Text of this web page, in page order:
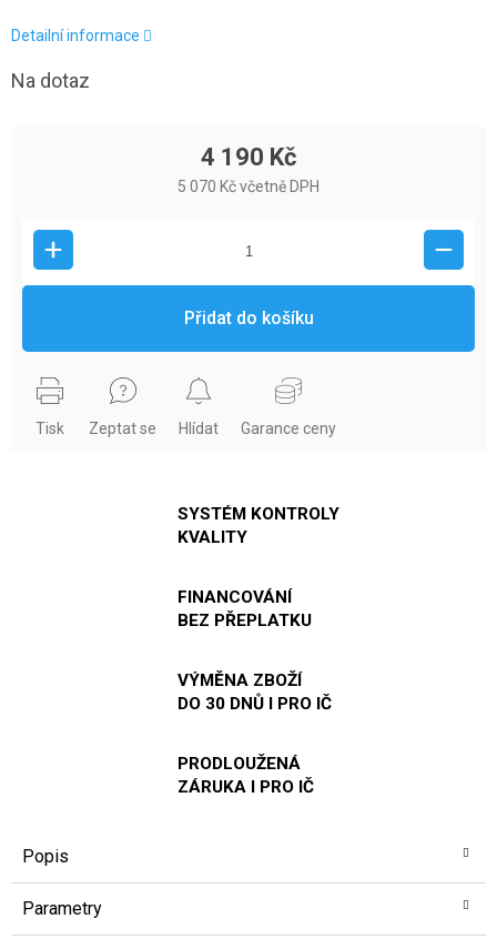
Detailní informace
Na dotaz
4 190 Kč
5 070 Kč včetně DPH
Přidat do košíku
Tisk Zeptat se Hlídat Garance ceny
SYSTÉM KONTROLY
KVALITY
FINANCOVÁNÍ
BEZ PŘEPLATKU
VÝMĚNA ZBOŽÍ
DO 30 DNŮ I PRO IČ
PRODLOUŽENÁ
ZÁRUKA I PRO IČ
Popis
Parametry